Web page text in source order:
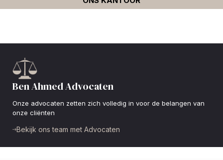
Ben Ahmed Advocaten
Onze advocaten zetten zich volledig in voor de belangen van
onze cliënten
Bekijk ons team met Advocaten